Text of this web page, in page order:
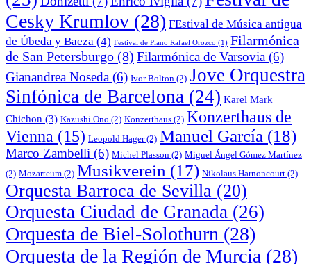
Cesky Krumlov (28) FEstival de Música antigua
de Úbeda y Baeza (4) Festival de Piano Rafael Orozco (1) Filarmónica
de San Petersburgo (8) Filarmónica de Varsovia (6)
Gianandrea Noseda (6) Ivor Bolton (2) Jove Orquestra
Sinfónica de Barcelona (24) Karel Mark
Chichon (3) Kazushi Ono (2) Konzerthaus (2) Konzerthaus de
Vienna (15) Leopold Hager(2) Manuel García (18)
Marco Zambelli (6) Michel Plasson (2) Miguel Ángel Gómez Martínez
(2) Mozarteum (2) Musikverein (17) Nikolaus Harnoncourt (2)
Orquesta Barroca de Sevilla (20)
Orquesta Ciudad de Granada (26)
Orquesta de Biel-Solothurn (28)
Orquesta de la Región de Murcia (28)